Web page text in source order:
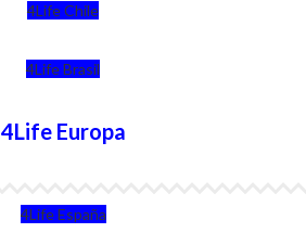
4Life Chile
4Life Brasil
4Life Europa
4Life España